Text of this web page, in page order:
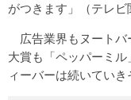
がつきます」（テレビ
広告業界もヌートバ
大賞も「ペッパーミ
ィーバーは続いていき